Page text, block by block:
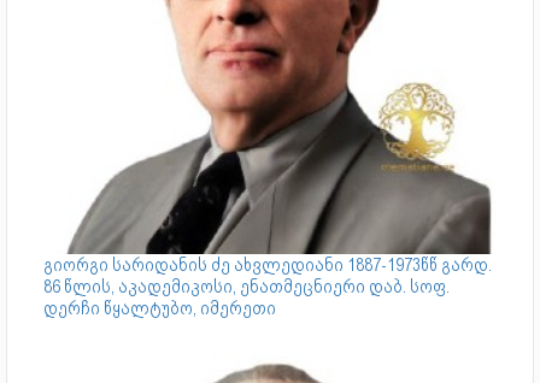
გიორგი სარიდანის ძე ახვლედიანი 1887-1973წწ გარდ.
86 წლის, აკადემიკოსი, ენათმეცნიერი დაბ. სოფ.
დერჩი წყალტუბო, იმერეთი